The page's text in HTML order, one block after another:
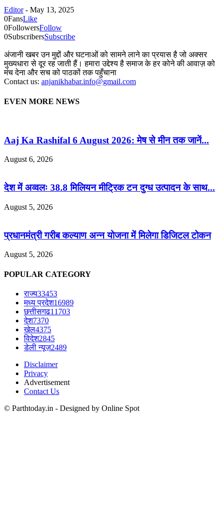
Editor - May 13, 2025
0FansLike
0FollowersFollow
0SubscribersSubscribe
अंजानी खबर उन मुद्दों और घटनाओं को सामने लाने का प्रयास है जो अक्सर
मुख्यधारा से दूर रह जाती हैं। हमारा उद्देश्य है समाज के हर कोने की आवाज़ को
मंच देना और सच को पाठकों तक पहुँचाना
Contact us: anjanikhabar.info@gmail.com
EVEN MORE NEWS
Aaj Ka Rashifal 6 August 2026: मेष से मीन तक जानें...
August 6, 2026
देश में अव्वलः 38.8 मिलियन मीट्रिक टन दुग्ध उत्पादन के साथ...
August 5, 2026
प्रधानमंत्री गरीब कल्याण अन्न योजना में मिलेगा डिजिटल टोकन
August 5, 2026
POPULAR CATEGORY
राज्य33453
मध्य प्रदेश16989
छत्तीसगढ11703
देश7370
खेल4375
विदेश2845
डेली न्यूज़2489
Disclaimer
Privacy
Advertisement
Contact Us
© Parthtoday.in - Designed by Online Spot